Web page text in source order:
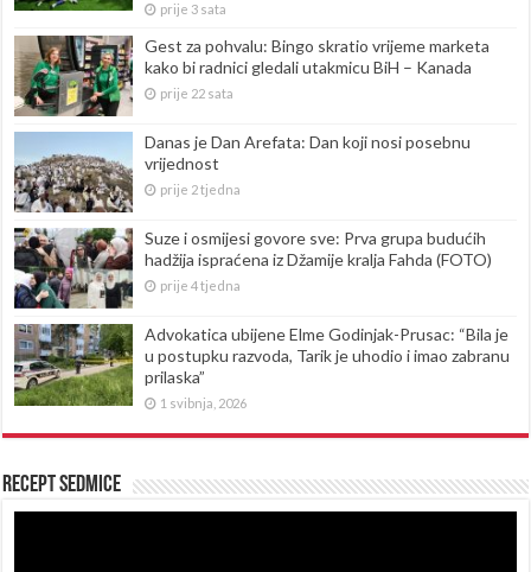
prije 3 sata
Gest za pohvalu: Bingo skratio vrijeme marketa
kako bi radnici gledali utakmicu BiH – Kanada
prije 22 sata
Danas je Dan Arefata: Dan koji nosi posebnu
vrijednost
prije 2 tjedna
Suze i osmijesi govore sve: Prva grupa budućih
hadžija ispraćena iz Džamije kralja Fahda (FOTO)
prije 4 tjedna
Advokatica ubijene Elme Godinjak-Prusac: “Bila je
u postupku razvoda, Tarik je uhodio i imao zabranu
prilaska”
1 svibnja, 2026
Recept sedmice